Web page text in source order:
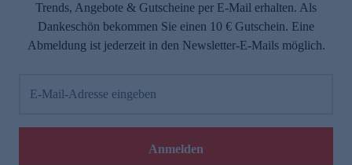
Trends, Angebote & Gutscheine per E-Mail erhalten. Als
Dankeschön bekommen Sie einen 10 € Gutschein. Eine
Abmeldung ist jederzeit in den Newsletter-E-Mails möglich.
E-Mail-Adresse eingeben
Anmelden